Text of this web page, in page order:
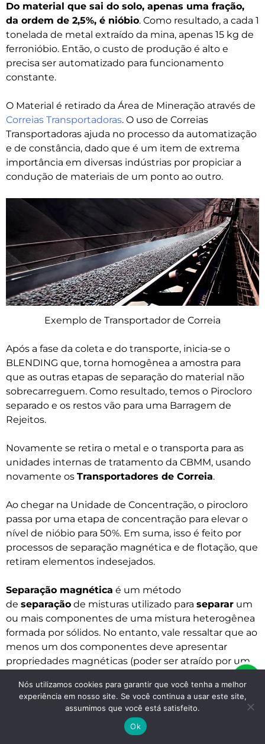
Do material que sai do solo, apenas uma fração,
da ordem de 2,5%, é nióbio. Como resultado, a cada 1
tonelada de metal extraído da mina, apenas 15 kg de
ferronióbio. Então, o custo de produção é alto e
precisa ser automatizado para funcionamento
constante.
O Material é retirado da Área de Mineração através de
Correias Transportadoras. O uso de Correias
Transportadoras ajuda no processo da automatização
e de constância, dado que é um item de extrema
importância em diversas indústrias por propiciar a
condução de materiais de um ponto ao outro.
Exemplo de Transportador de Correia
Após a fase da coleta e do transporte, inicia-se o
BLENDING que, torna homogênea a amostra para
que as outras etapas de separação do material não
sobrecarreguem. Como resultado, temos o Pirocloro
separado e os restos vão para uma Barragem de
Rejeitos.
Novamente se retira o metal e o transporta para as
unidades internas de tratamento da CBMM, usando
novamente os Transportadores de Correia.
Ao chegar na Unidade de Concentração, o pirocloro
passa por uma etapa de concentração para elevar o
nível de nióbio para 50%. Em suma, isso é feito por
processos de separação magnética e de flotação, que
retiram elementos indesejados.
Separação magnética é um método
de separação de misturas utilizado para separar um
ou mais componentes de uma mistura heterogênea
formada por sólidos. No entanto, vale ressaltar que ao
menos um dos componentes deve apresentar
propriedades magnéticas (poder ser atraído por um
Já a Flotação é uma técnica de separação de misturas
introduzindo bolhas de ar a uma suspensão de
partículas. Depois disso, verifica-se que as partículas
Nós utilizamos cookies para garantir que você tenha a melhor
experiência em nosso site. Se você continua a usar este site,
assumimos que você está satisfeito.
Ok